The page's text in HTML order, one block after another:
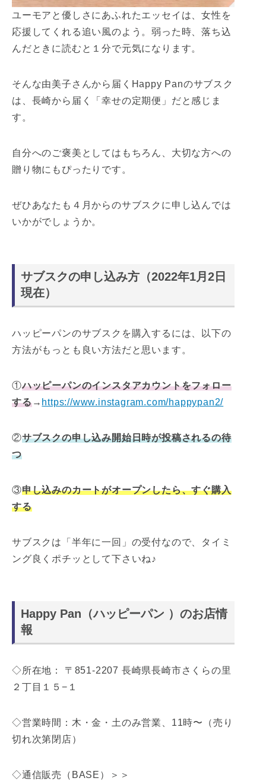
ユーモアと優しさにあふれたエッセイは、女性を
応援してくれる追い風のよう。弱った時、落ち込
んだときに読むと１分で元気になります。
そんな由美子さんから届くHappy Panのサブスク
は、長崎から届く「幸せの定期便」だと感じま
す。
自分へのご褒美としてはもちろん、大切な方への
贈り物にもぴったりです。
ぜひあなたも４月からのサブスクに申し込んでは
いかがでしょうか。
サブスクの申し込み方（2022年1月2日
現在）
ハッピーパンのサブスクを購入するには、以下の
方法がもっとも良い方法だと思います。
①ハッピーパンのインスタアカウントをフォロー
する→ https://www.instagram.com/happypan2/
②サブスクの申し込み開始日時が投稿されるの待
つ
③申し込みのカートがオープンしたら、すぐ購入
する
サブスクは「半年に一回」の受付なので、タイミ
ング良くポチッとして下さいね♪
Happy Pan（ハッピーパン ）のお店情
報
◇所在地： 〒851-2207 長崎県長崎市さくらの里
２丁目１５−１
◇営業時間：木・金・土のみ営業、11時〜（売り
切れ次第閉店）
◇通信販売（BASE）＞＞